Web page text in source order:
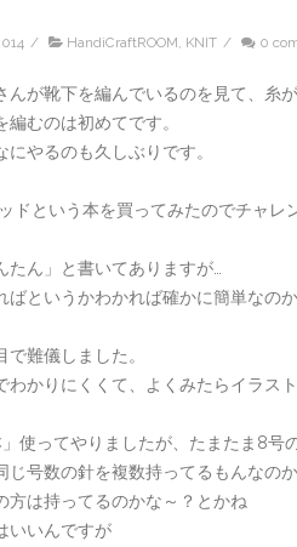
/ HandiCraftROOM, KNIT / 0
んが靴下を編んでいるのを見て、糸
編むのは初めてです。
にやるのも久しぶりです。
ドという本を買ってみたのでチャレ
たん」と書いてありますが…
ばというかわかれば確かに簡単なのか
で難儀しました。
わかりにくくて、よくみたらイラス
」使ってやりましたが、たまたま8号
じ号数の針を複数持ってるもんなの
方は持ってるのかな～？とかね
いいんですが